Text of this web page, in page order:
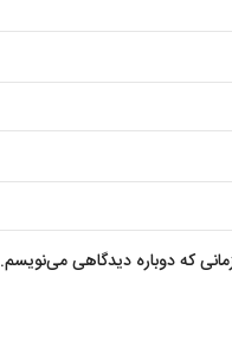
که دوباره دیدگاهی می‌نویسم.